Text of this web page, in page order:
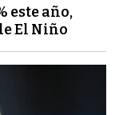
este año,
El Niño